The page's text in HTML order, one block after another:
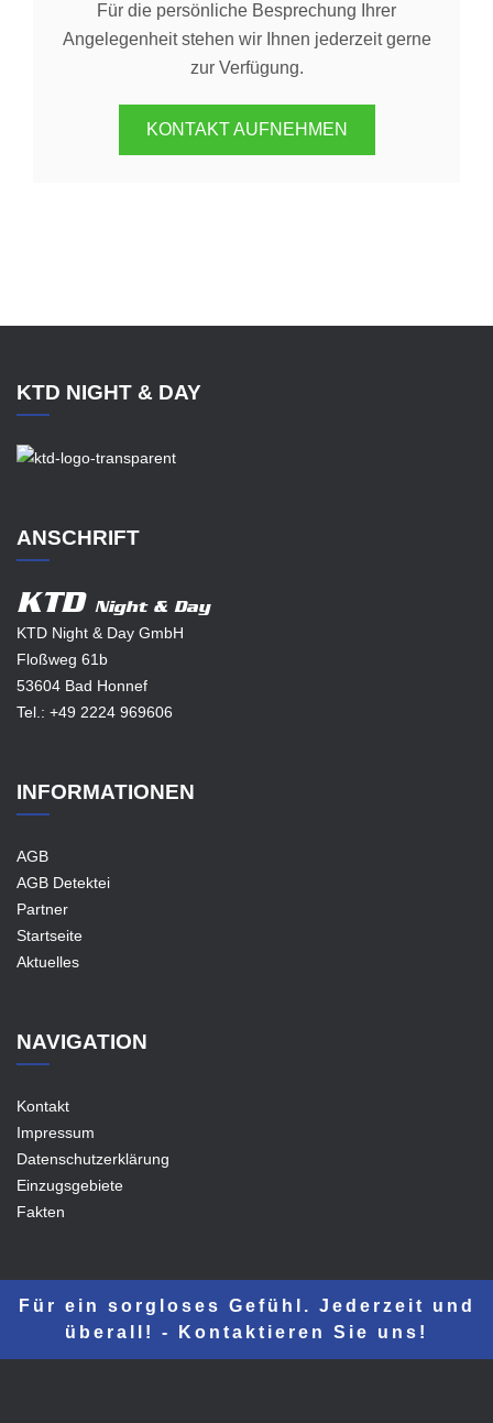
Für die persönliche Besprechung Ihrer
Angelegenheit stehen wir Ihnen jederzeit gerne
zur Verfügung.
KONTAKT AUFNEHMEN
KTD NIGHT & DAY
ANSCHRIFT
KTD
Night & Day
KTD Night & Day GmbH
Floßweg 61b
53604 Bad Honnef
Tel.: +49 2224 969606
INFORMATIONEN
AGB
AGB Detektei
Partner
Startseite
Aktuelles
NAVIGATION
Kontakt
Impressum
Datenschutzerklärung
Einzugsgebiete
Fakten
Für ein sorgloses Gefühl. Jederzeit und
überall! - Kontaktieren Sie uns!